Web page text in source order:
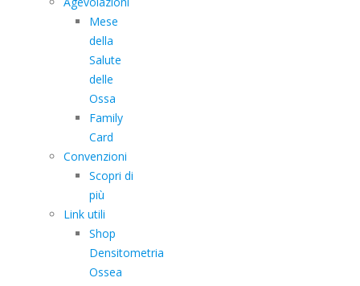
Mese
della
Salute
delle
Ossa
Family
Card
Convenzioni
Scopri di
più
Link utili
Shop
Densitometria
Ossea